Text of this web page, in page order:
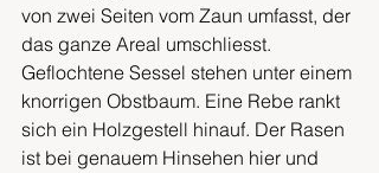
von zwei Seiten vom Zaun umfasst, der
das ganze Areal umschliesst.
Geflochtene Sessel stehen unter einem
knorrigen Obstbaum. Eine Rebe rankt
sich ein Holzgestell hinauf. Der Rasen
ist bei genauem Hinsehen hier und